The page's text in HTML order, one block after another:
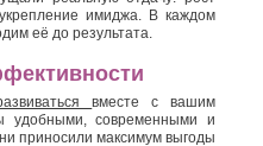
имиджа. В каждом
её до результата.
вместе с вашим
удобными, современными и
приносили максимум выгоды